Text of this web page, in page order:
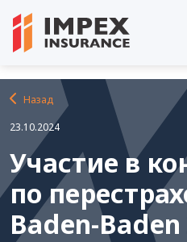
Назад
23.10.2024
Участие в
по
Baden-Baden